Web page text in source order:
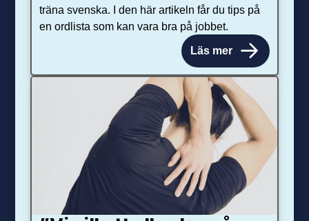
träna svenska. I den här artikeln får du tips på
en ordlista som kan vara bra på jobbet.
Läs mer